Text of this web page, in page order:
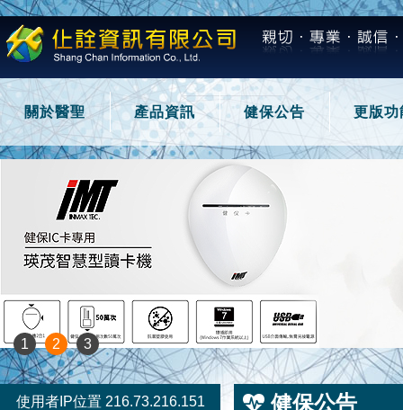
關於醫聖 產品資訊 健保公告 更版功
1 2 3
使用者IP位置 216.73.216.151 健保公告